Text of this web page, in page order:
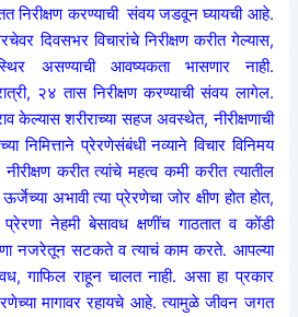
निरीक्षण करण्याची संवय जडवून घ्यायची आहे.
दिवसभर विचारांचे निरीक्षण करीत गेल्यास,
असण्याची आवष्यकता भासणार नाही.
२४ तास निरीक्षण करण्याची संवय लागेल.
केल्यास शरीराच्या सहज अवस्थेत, नीरीक्षणाची
निमित्ताने प्रेरणेसंबंधी नव्याने विचार विनिमय
करीत त्यांचे महत्व कमी करीत त्यातील
अभावी त्या प्रेरणेचा जोर क्षीण होत होत,
नेहमी बेसावध क्षणींच गाठतात व कोंडी
नजरेतून सटकते व त्याचं काम करते. आपल्या
गाफिल राहून चालत नाही. असा हा प्रकार
मागावर रहायचे आहे. त्यामुळे जीवन जगत